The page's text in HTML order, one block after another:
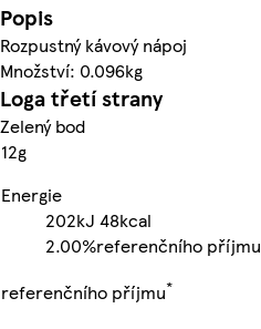
Popis
Rozpustný kávový nápoj
Množství: 0.096kg
Loga třetí strany
Zelený bod
12g
Energie
202kJ 48kcal
2.00%referenčního příjmu
referenčního příjmu*